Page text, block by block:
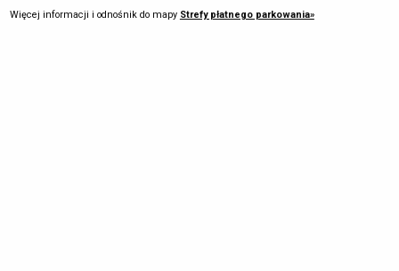
Więcej informacji i odnośnik do mapy Strefy płatnego parkowania»